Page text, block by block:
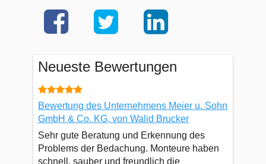
Neueste Bewertungen
Bewertung des Unternehmens Meier u. Sohn
GmbH & Co. KG, von Walid Brucker
Sehr gute Beratung und Erkennung des
Problems der Bedachung. Monteure haben
schnell, sauber und freundlich die